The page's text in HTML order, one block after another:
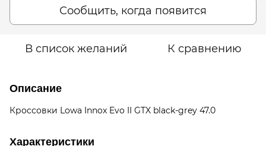
Сообщить, когда появится
В список желаний К сравнению
Описание
Кроссовки Lowa Innox Evo II GTX black-grey 47.0
Характеристики